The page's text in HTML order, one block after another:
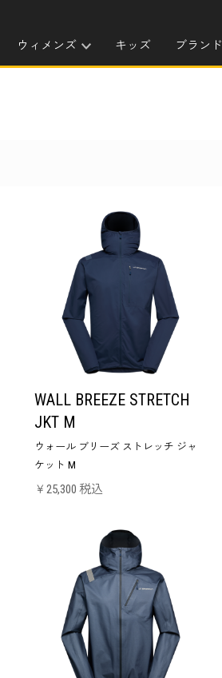
ウィメンズ キッズ ブランド
WALL BREEZE STRETCH
JKT M
ウォール ブリーズ ストレッチ ジャ
ケット M
￥25,300 税込